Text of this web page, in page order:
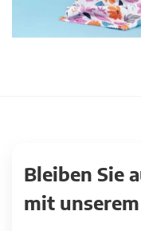
Bleiben Sie
mit